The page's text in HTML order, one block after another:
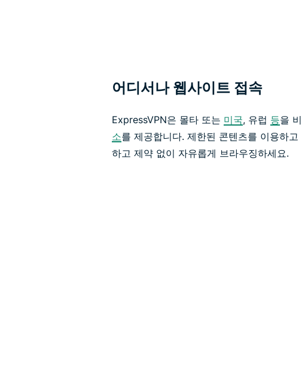
어디서나 웹사이트 접속
ExpressVPN은 몰타 또는 미국, 유럽 등을
소를 제공합니다. 제한된 콘텐츠를 이용하
하고 제약 없이 자유롭게 브라우징하세요.